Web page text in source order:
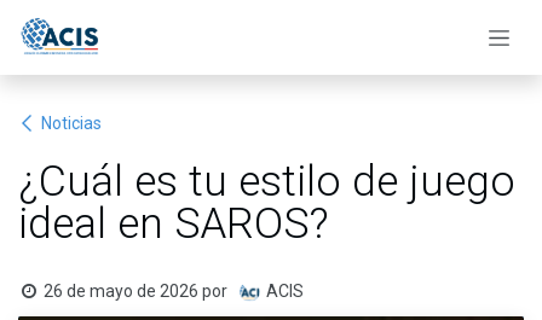
Noticias
¿Cuál es tu estilo de juego
ideal en SAROS?
26 de mayo de 2026 por ACIS